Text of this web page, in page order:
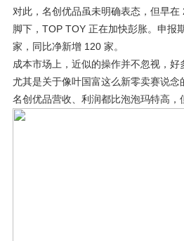
对此，名创优品虽未明确表态，但早
脚下，TOP TOY 正在加快彭胀。申报
家，同比净新增 120 家。
成本市场上，近似的操作并不忽视，
尤其是关于像叶国富这么新零卖赛说
名创优品营收、利润都比泡泡玛特高